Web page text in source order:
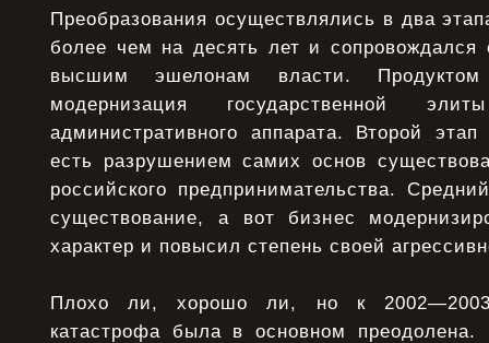
Преобразования осуществлялись в два
более чем на десять лет и
высшим эшелонам власти.
модернизация государственной
административного аппарата. Второй
есть разрушением самих основ
российского предпринимательства.
существование, а вот бизнес
характер и повысил степень своей
Плохо ли, хорошо ли, но к 2002—2003
катастрофа была в основном